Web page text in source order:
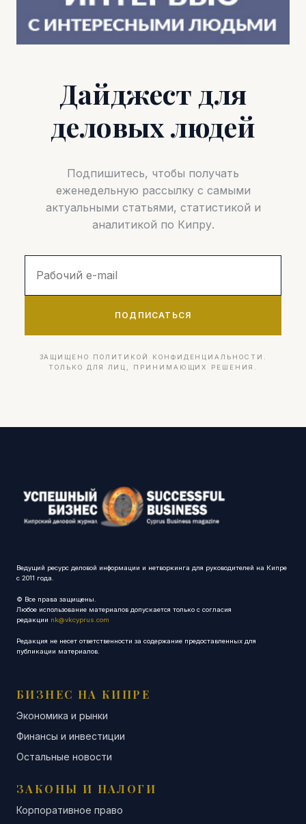
Дайджест для
деловых людей
Подпишитесь, чтобы получать
еженедельную рассылку с самыми
актуальными статьями, статистикой и
аналитикой по Кипру.
ПОДПИСАТЬСЯ
ЗАЩИЩЕНО ПОЛИТИКОЙ КОНФИДЕНЦИАЛЬНОСТИ.
ТОЛЬКО ДЛЯ ЛИЦ, ПРИНИМАЮЩИХ РЕШЕНИЯ.
Ведущий ресурс деловой информации и нетворкинга для руководителей на Кипре
с 2011 года.
© Все права защищены.
Любое использование материалов допускается только с согласия
редакции nk@vkcyprus.com
Редакция не несет ответственности за содержание предоставленных для
публикации материалов.
БИЗНЕС НА КИПРЕ
Экономика и рынки
Финансы и инвестиции
Остальные новости
ЗАКОНЫ И НАЛОГИ
Корпоративное право